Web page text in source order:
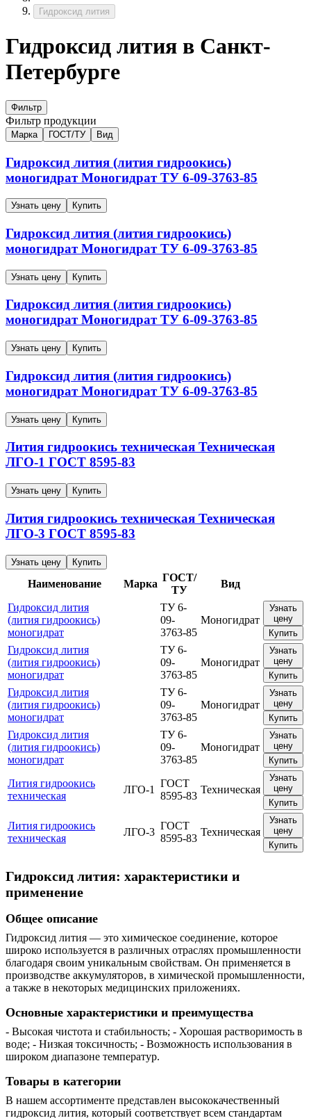
Гидроксид лития
Гидроксид лития в Санкт-
Петербурге
Фильтр
Фильтр продукции
Марка ГОСТ/ТУ Вид
Гидроксид лития (лития гидроокись)
моногидратМоногидратТУ 6-09-3763-85
Узнать цену Купить
Гидроксид лития (лития гидроокись)
моногидратМоногидратТУ 6-09-3763-85
Узнать цену Купить
Гидроксид лития (лития гидроокись)
моногидратМоногидратТУ 6-09-3763-85
Узнать цену Купить
Гидроксид лития (лития гидроокись)
моногидратМоногидратТУ 6-09-3763-85
Узнать цену Купить
Лития гидроокись техническая Техническая
ЛГО-1 ГОСТ 8595-83
Узнать цену Купить
Лития гидроокись техническая Техническая
ЛГО-3 ГОСТ 8595-83
Узнать цену Купить
Наименование Марка
ГОСТ/
ТУ
Вид
Гидроксид лития
(лития гидроокись)
моногидрат
ТУ 6-
09-
3763-85
Моногидрат
Узнать
цену
Купить
Гидроксид лития
(лития гидроокись)
моногидрат
ТУ 6-
09-
3763-85
Моногидрат
Узнать
цену
Купить
Гидроксид лития
(лития гидроокись)
моногидрат
ТУ 6-
09-
3763-85
Моногидрат
Узнать
цену
Купить
Гидроксид лития
(лития гидроокись)
моногидрат
ТУ 6-
09-
3763-85
Моногидрат
Узнать
цену
Купить
Лития гидроокись
техническая
ЛГО-1
ГОСТ
8595-83
Техническая
Узнать
цену
Купить
Лития гидроокись
техническая
ЛГО-3
ГОСТ
8595-83
Техническая
Узнать
цену
Купить
Гидроксид лития: характеристики и
применение
Общее описание
Гидроксид лития — это химическое соединение, которое
широко используется в различных отраслях промышленности
благодаря своим уникальным свойствам. Он применяется в
производстве аккумуляторов, в химической промышленности,
а также в некоторых медицинских приложениях.
Основные характеристики и преимущества
- Высокая чистота и стабильность; - Хорошая растворимость в
воде; - Низкая токсичность; - Возможность использования в
широком диапазоне температур.
Товары в категории
В нашем ассортименте представлен высококачественный
гидроксид лития, который соответствует всем стандартам